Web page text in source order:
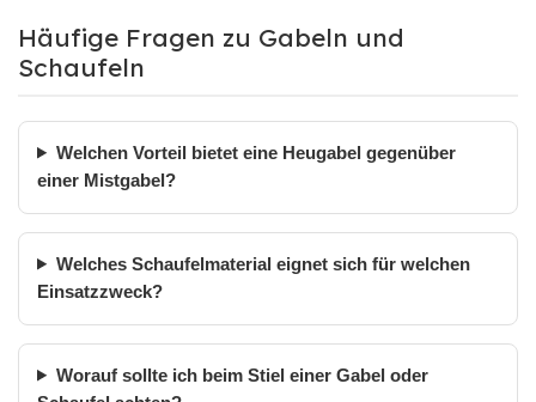
Häufige Fragen zu Gabeln und
Schaufeln
Welchen Vorteil bietet eine Heugabel gegenüber
einer Mistgabel?
Welches Schaufelmaterial eignet sich für welchen
Einsatzzweck?
Worauf sollte ich beim Stiel einer Gabel oder